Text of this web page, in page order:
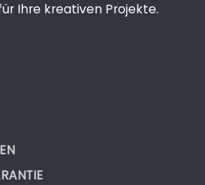
Ihre kreativen Projekte.